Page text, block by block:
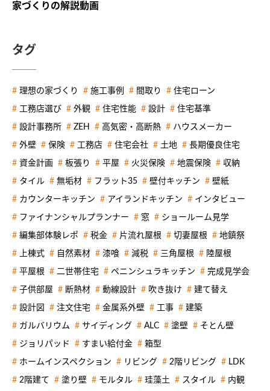
家づくりの解説動画
タグ
理想の家づくり 施工事例 間取り 住宅ローン
工務店選び 外観 住宅性能 設計 住宅基準
設計事務所 ZEH 高気密・高断熱 ハウスメーカー
外壁 保険 工務店 住宅会社 土地 長期優良住宅
資金計画 板張り 平屋 火災保険 地震保険 収納
タイル 無垢材 フラット35 壁付キッチン 壁紙
カウンターキッチン アイランドキッチン インタビュー
ファイナンシャルプランナー 窓 ショールーム見学
編集部体験レポ 税金 片流れ屋根 切妻屋根 地鎮祭
上棟式 自然素材 漆喰 減税 三角屋根 陸屋根
平屋根 二世帯住宅 ペニンシュラキッチン 完成見学会
子供部屋 断熱材 動線設計 吹き抜け 建て替え
設計図 注文住宅 金属系外壁 工事 建築
ガルバリウム サイディング ALC 塗壁 そとん壁
ジョリパッド すまい給付金 箱型
ホームインスペクション リビング 2階リビング LDK
2階建て 塗り壁 モルタル 珪藻土 スタイル 内観